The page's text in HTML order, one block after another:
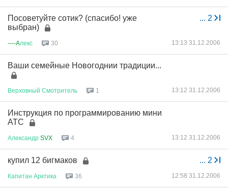
... 2
Посоветуйте сотик? (спасибо! уже
выбран)
----Aлекс 30 13:13 31.12.2006
Ваши семейные Новогоднии традиции...
Верховный Смотритель 1 13:12 31.12.2006
Инструкция по программированию мини
АТС
Александр SVX 4 13:12 31.12.2006
... 2
купил 12 бигмаков
Капитан Арктика 36 12:58 31.12.2006